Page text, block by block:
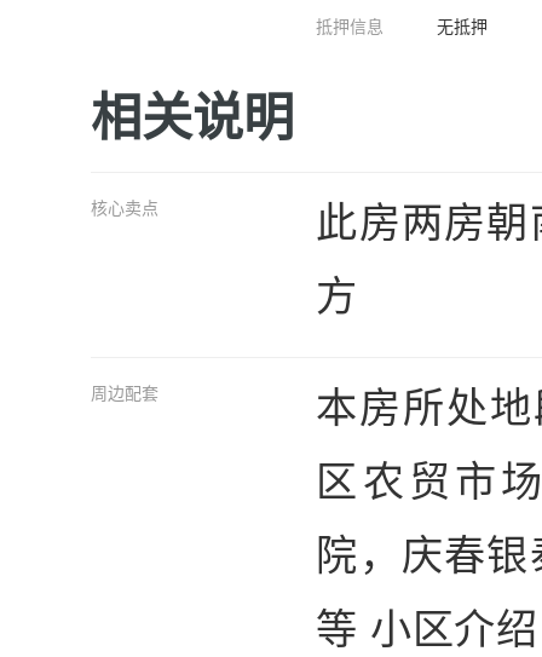
抵押信息
无抵押
相关说明
核心卖点
此房两房
方
周边配套
本房所处
区农贸市
院，庆春
等 小区介